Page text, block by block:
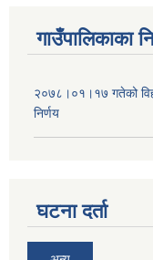
गाउँपालिकाका
२०७८।०१।१७ गतेको
निर्णय
घटना दर्ता